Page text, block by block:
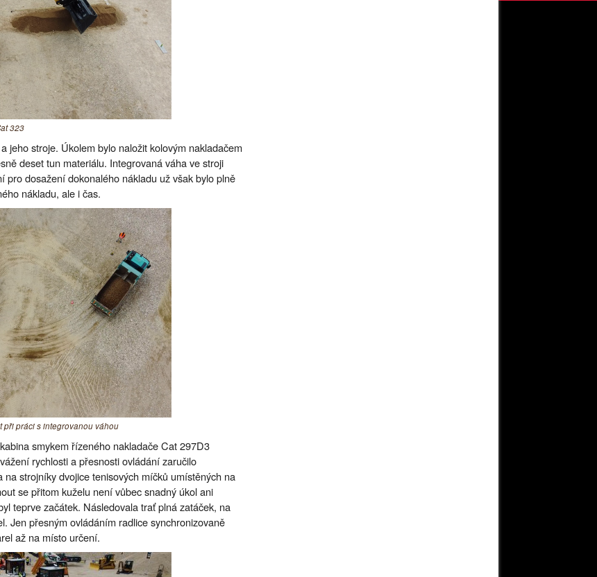
323
jeho stroje. Úkolem bylo naložit kolovým nakladačem
deset tun materiálu. Integrovaná váha ve stroji
dosažení dokonalého nákladu už však bylo plně
nákladu, ale i čas.
práci s integrovanou váhou
smykem řízeného nakladače Cat 297D3
rychlosti a přesnosti ovládání zaručilo
strojníky dvojice tenisových míčků umístěných na
se přitom kuželu není vůbec snadný úkol ani
teprve začátek. Následovala trať plná zatáček, na
Jen přesným ovládáním radlice synchronizovaně
až na místo určení.